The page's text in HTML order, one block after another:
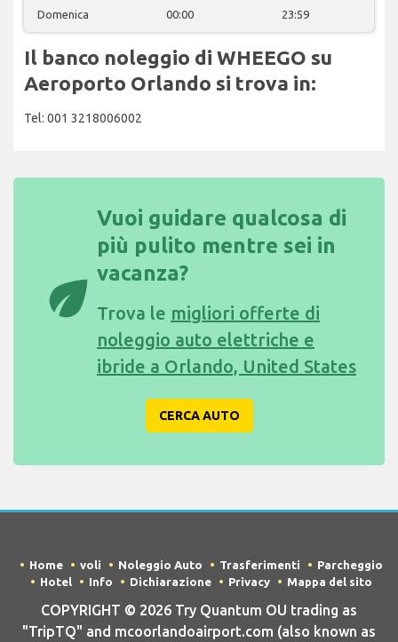
Domenica 00:00 23:59
Il banco noleggio di WHEEGO su
Aeroporto Orlando si trova in:
Tel: 001 3218006002
eco
Vuoi guidare qualcosa di
più pulito mentre sei in
vacanza?
Trova le migliori offerte di
noleggio auto elettriche e
ibride a Orlando, United States
CERCA AUTO
Home voli Noleggio Auto Trasferimenti
Parcheggio
Hotel
Info Dichiarazione Privacy Mappa del sito
COPYRIGHT © 2026 Try Quantum OU trading as
"TripTQ" and mcoorlandoairport.com (also known as